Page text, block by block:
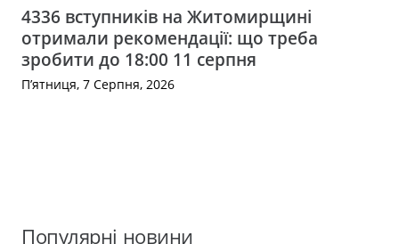
4336 вступників на Житомирщині
отримали рекомендації: що треба
зробити до 18:00 11 серпня
П’ятниця, 7 Серпня, 2026
Популярні новини